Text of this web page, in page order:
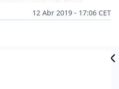
12 Abr 2019 - 17:06 CET